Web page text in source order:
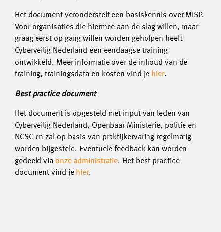
Het document veronderstelt een basiskennis over MISP.
Voor organisaties die hiermee aan de slag willen, maar
graag eerst op gang willen worden geholpen heeft
Cyberveilig Nederland een eendaagse training
ontwikkeld. Meer informatie over de inhoud van de
training, trainingsdata en kosten vind je hier.
Best practice document
Het document is opgesteld met input van leden van
Cyberveilig Nederland, Openbaar Ministerie, politie en
NCSC en zal op basis van praktijkervaring regelmatig
worden bijgesteld. Eventuele feedback kan worden
gedeeld via onze administratie. Het best practice
document vind je hier.